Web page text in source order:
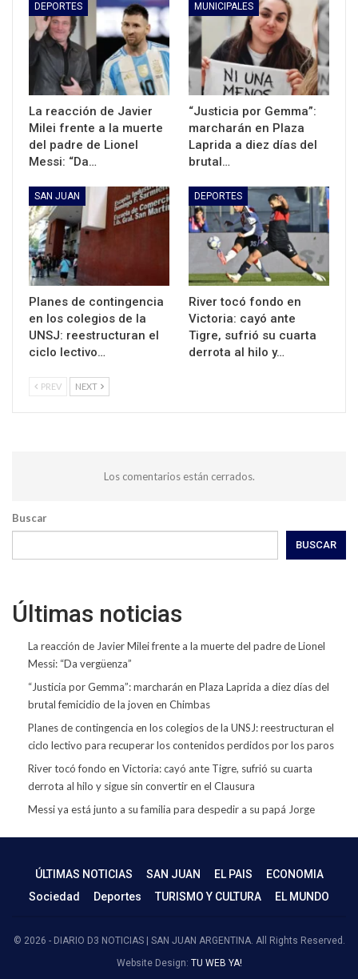
DEPORTES
La reacción de Javier
Milei frente a la muerte
del padre de Lionel
Messi: “Da…
MUNICIPALES
“Justicia por Gemma”:
marcharán en Plaza
Laprida a diez días del
brutal…
SAN JUAN
Planes de contingencia
en los colegios de la
UNSJ: reestructuran el
ciclo lectivo…
DEPORTES
River tocó fondo en
Victoria: cayó ante
Tigre, sufrió su cuarta
derrota al hilo y…
PREV NEXT
Los comentarios están cerrados.
Buscar
BUSCAR
Últimas noticias
La reacción de Javier Milei frente a la muerte del padre de Lionel
Messi: “Da vergüenza”
“Justicia por Gemma”: marcharán en Plaza Laprida a diez días del
brutal femicidio de la joven en Chimbas
Planes de contingencia en los colegios de la UNSJ: reestructuran el
ciclo lectivo para recuperar los contenidos perdidos por los paros
River tocó fondo en Victoria: cayó ante Tigre, sufrió su cuarta
derrota al hilo y sigue sin convertir en el Clausura
Messi ya está junto a su familia para despedir a su papá Jorge
ÚLTIMAS NOTICIAS SAN JUAN EL PAIS
ECONOMIA
Sociedad
Deportes TURISMO Y CULTURA EL MUNDO
© 2026 - DIARIO D3 NOTICIAS | SAN JUAN ARGENTINA. All Rights Reserved.
Website Design: TU WEB YA!